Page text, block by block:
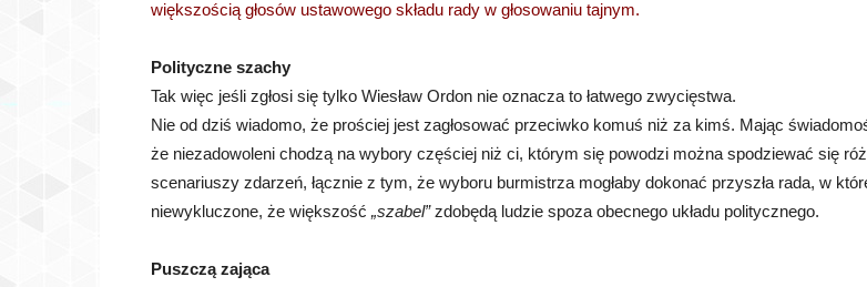
większością głosów ustawowego składu rady w głosowaniu tajnym.
Polityczne szachy
Tak więc jeśli zgłosi się tylko Wiesław Ordon nie oznacza to łatwego zwycięstwa.
Nie od dziś wiadomo, że prościej jest zagłosować przeciwko komuś niż za kimś. Mając
że niezadowoleni chodzą na wybory częściej niż ci, którym się powodzi można spodziewać się
scenariuszy zdarzeń, łącznie z tym, że wyboru burmistrza mogłaby dokonać przyszła rada, w
niewykluczone, że większość „szabel”zdobędą ludzie spoza obecnego układu politycznego.
Puszczą zająca